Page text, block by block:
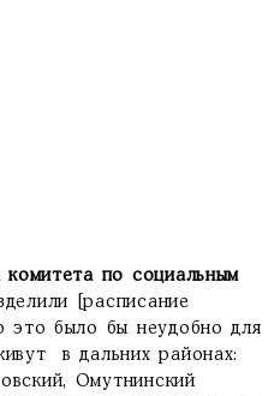
комитета по социальным
[расписание
это было бы неудобно для
в дальних районах:
Омутнинский